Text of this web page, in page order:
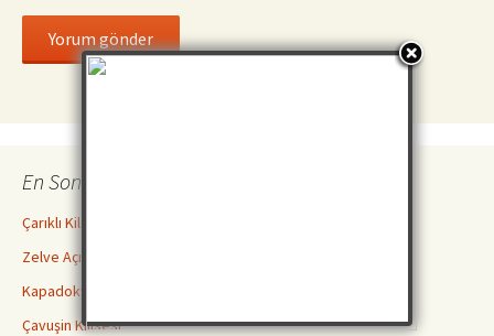
En Son İncelemeler
Çarıklı Kilise ( Göreme Açık Hava Müzesi )
Zelve Açık Hava Müzesi Ören Yeri
Kapadokya Yeraltı Şehirleri Hakkında Bilmeniz Gerekenler
Çavuşin Kilisesi